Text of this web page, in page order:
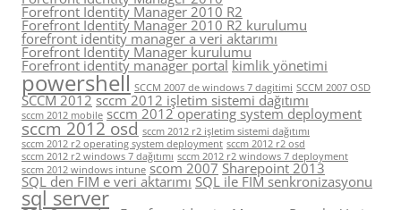
Forefront Identity Manager 2010 R2
Forefront Identity Manager 2010 R2 kurulumu
forefront identity manager a veri aktarımı
Forefront Identity Manager kurulumu
Forefront identity manager portal kimlik yönetimi
powershell SCCM 2007 de windows 7 dagitimi SCCM 2007 OSD
SCCM 2012 sccm 2012 işletim sistemi dağıtımı
sccm 2012 mobile sccm 2012 operating system deployment
sccm 2012 osd sccm 2012 r2 işletim sistemi dağıtımı
sccm 2012 r2 operating system deployment sccm 2012 r2 osd
sccm 2012 r2 windows 7 dağıtımı sccm 2012 r2 windows 7 deployment
sccm 2012 windows intune scom 2007 Sharepoint 2013
SQL den FIM e veri aktarımı SQL ile FIM senkronizasyonu
sql server